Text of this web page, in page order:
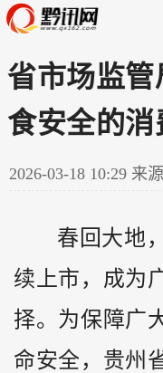
省市场监管
食安全的消
2026-03-18 10:29 来
春回大地
续上市，成为
择。为保障广
命安全， 贵州